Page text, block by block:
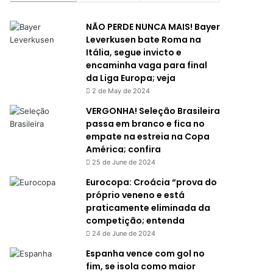
NÃO PERDE NUNCA MAIS! Bayer
Leverkusen bate Roma na
Itália, segue invicto e
encaminha vaga para final
da Liga Europa; veja
2 de May de 2024
VERGONHA! Seleção Brasileira
passa em branco e fica no
empate na estreia na Copa
América; confira
25 de June de 2024
Eurocopa: Croácia “prova do
próprio veneno e está
praticamente eliminada da
competição; entenda
24 de June de 2024
Espanha vence com gol no
fim, se isola como maior